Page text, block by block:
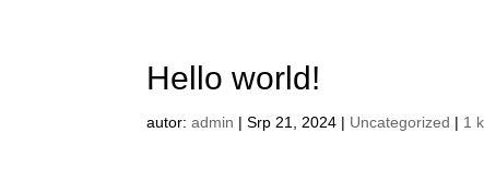
Hello world!
autor:admin |Srp 21, 2024 | Uncategorized | 1